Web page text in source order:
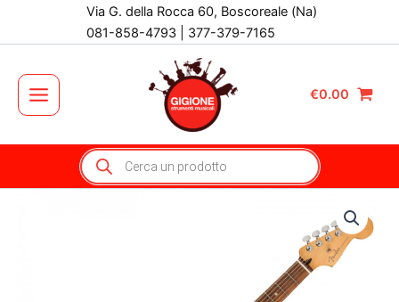
Via G. della Rocca 60, Boscoreale (Na)
081-858-4793 | 377-379-7165
Main
Menu
€0.00
Products
search